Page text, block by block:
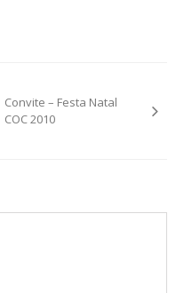
Convite – Festa Natal
COC 2010